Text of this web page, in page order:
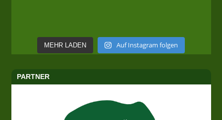
MEHR LADEN Auf Instagram folgen
PARTNER